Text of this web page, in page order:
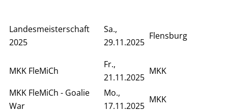
Landesmeisterschaft
2025
Sa.,
29.11.2025
Flensburg
MKK FleMiCh
Fr.,
21.11.2025
MKK
MKK FleMiCh - Goalie
War
Mo.,
17.11.2025
MKK